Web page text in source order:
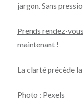
jargon. Sans
Prends rendez-
maintenant !
La clarté précède
Photo : Pexels